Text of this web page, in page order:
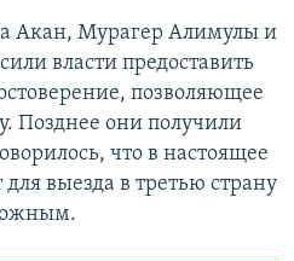
Акан, Мурагер Алимулы и
власти предоставить
позволяющее
Позднее они получили
что в настоящее
выезда в третью страну